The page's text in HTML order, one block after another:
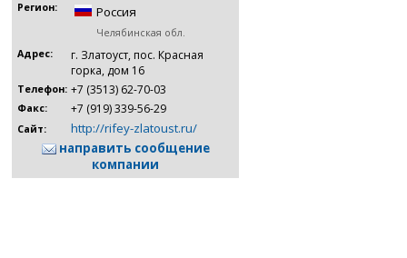
Регион: Россия
Челябинская обл.
Адрес:
г. Златоуст, пос. Красная
горка, дом 16
Телефон: +7 (3513) 62-70-03
Факс: +7 (919) 339-56-29
Сайт:
http://rifey-zlatoust.ru/
направить сообщение
компании